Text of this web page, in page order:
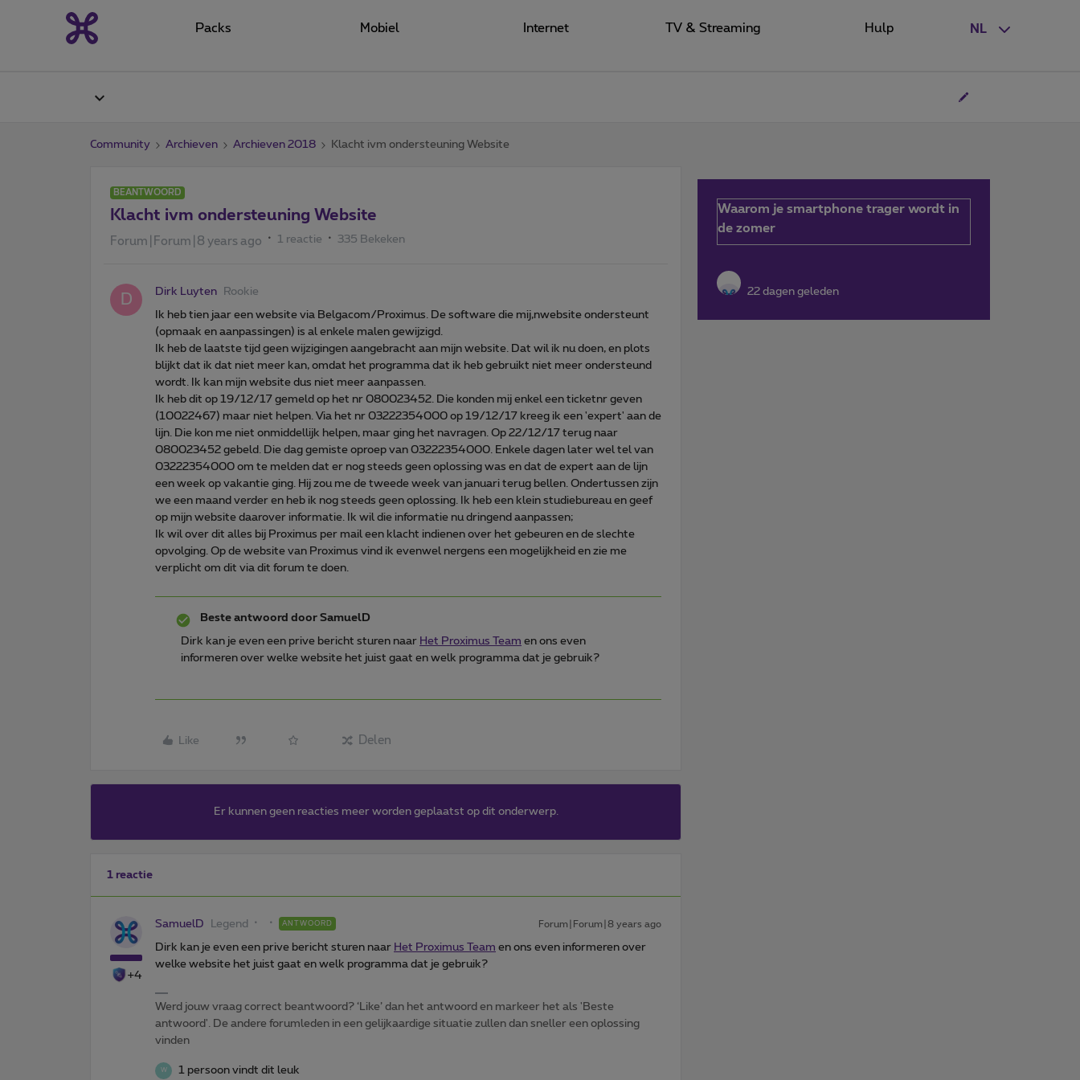
NL
Packs Mobiel Internet TV & Streaming Hulp
Community Archieven Archieven 2018 Klacht ivm ondersteuning Website
BEANTWOORD
Klacht ivm ondersteuning Website
Forum|Forum|8 years ago 1 reactie 335 Bekeken
D Dirk Luyten Rookie
Ik heb tien jaar een website via Belgacom/Proximus. De software die mij,nwebsite ondersteunt
(opmaak en aanpassingen) is al enkele malen gewijzigd.
Ik heb de laatste tijd geen wijzigingen aangebracht aan mijn website. Dat wil ik nu doen, en plots
blijkt dat ik dat niet meer kan, omdat het programma dat ik heb gebruikt niet meer ondersteund
wordt. Ik kan mijn website dus niet meer aanpassen.
Ik heb dit op 19/12/17 gemeld op het nr 080023452. Die konden mij enkel een ticketnr geven
(10022467) maar niet helpen. Via het nr 03222354000 op 19/12/17 kreeg ik een 'expert' aan de
lijn. Die kon me niet onmiddellijk helpen, maar ging het navragen. Op 22/12/17 terug naar
080023452 gebeld. Die dag gemiste oproep van 03222354000. Enkele dagen later wel tel van
03222354000 om te melden dat er nog steeds geen oplossing was en dat de expert aan de lijn
een week op vakantie ging. Hij zou me de tweede week van januari terug bellen. Ondertussen zijn
we een maand verder en heb ik nog steeds geen oplossing. Ik heb een klein studiebureau en geef
op mijn website daarover informatie. Ik wil die informatie nu dringend aanpassen;
Ik wil over dit alles bij Proximus per mail een klacht indienen over het gebeuren en de slechte
opvolging. Op de website van Proximus vind ik evenwel nergens een mogelijkheid en zie me
verplicht om dit via dit forum te doen.
Beste antwoord door SamuelD
Dirk kan je even een prive bericht sturen naar Het Proximus Team en ons even
informeren over welke website het juist gaat en welk programma dat je gebruik?
Like Delen
Er kunnen geen reacties meer worden geplaatst op dit onderwerp.
1 reactie
+4
SamuelD Legend ANTWOORD Forum|Forum|8 years ago
Dirk kan je even een prive bericht sturen naar Het Proximus Team en ons even informeren over
welke website het juist gaat en welk programma dat je gebruik?
Werd jouw vraag correct beantwoord? ‘Like’ dan het antwoord en markeer het als 'Beste
antwoord'. De andere forumleden in een gelijkaardige situatie zullen dan sneller een oplossing
vinden
W 1 persoon vindt dit leuk
Waarom je smartphone trager wordt in
de zomer
22 dagen geleden